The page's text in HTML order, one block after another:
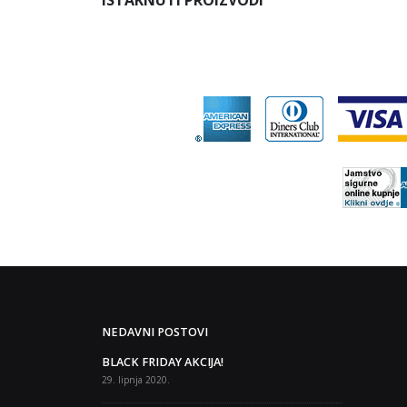
NEDAVNI POSTOVI
Body building i fitness učilište
“prof Siser” – prijave Zagreb i